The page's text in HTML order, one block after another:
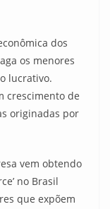
dos
os menores
lucrativo.
crescimento de
originadas por
vem obtendo
no Brasil
que expõem